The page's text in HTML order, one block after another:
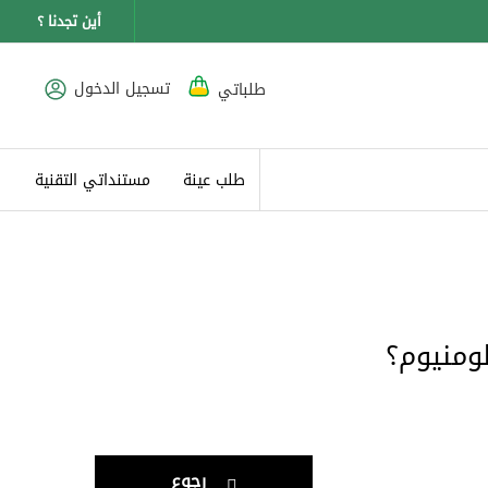
أين تجدنا ؟
طلباتي تسجيل الدخول
طلب عينة مستنداتي التقنية